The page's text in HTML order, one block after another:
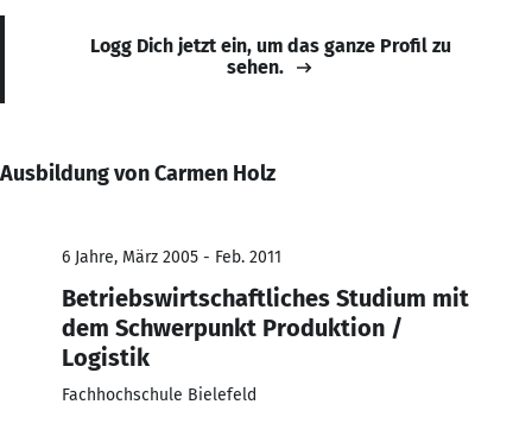
Logg Dich jetzt ein, um das ganze Profil zu
sehen.
Ausbildung von Carmen Holz
6 Jahre, März 2005 - Feb. 2011
Betriebswirtschaftliches Studium mit
dem Schwerpunkt Produktion /
Logistik
Fachhochschule Bielefeld